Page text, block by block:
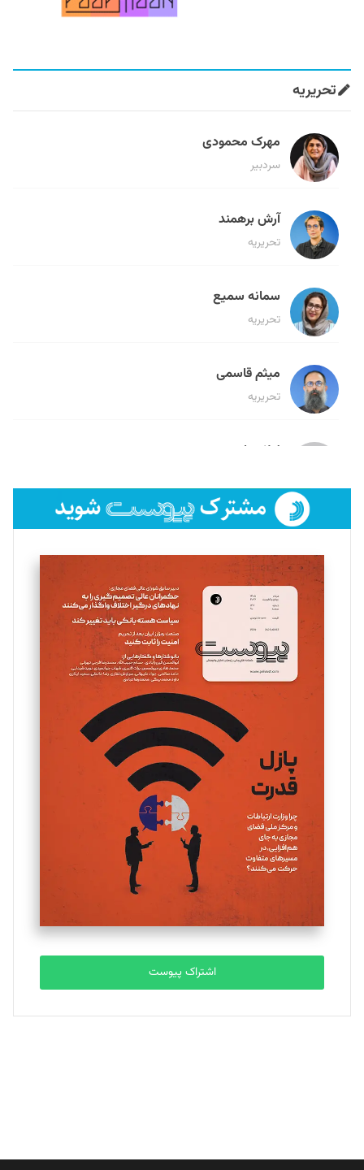
تحریریه
مهرک محمودی
سردبیر
آرش برهمند
تحریریه
سمانه سمیع
تحریریه
میثم قاسمی
تحریریه
لیلا حنارود
فائزه فتحی رستمی
تحریریه
سروش کرمیان
تحریریه
مینا پاکدل
یسنا امان‌پور
تحریریه
ملینا جعفری
تحریریه
مصطفی مسجدی آرانی
تحریریه
بابک نقاش
تحریریه
اشتراک پیوست